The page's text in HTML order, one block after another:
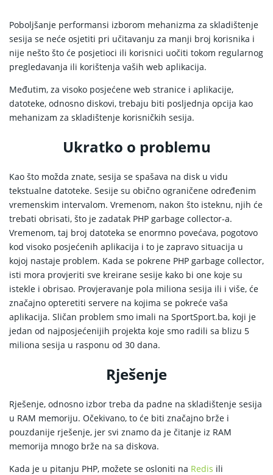
Poboljšanje performansi izborom mehanizma za skladištenje
sesija se neće osjetiti pri učitavanju za manji broj korisnika i
nije nešto što će posjetioci ili korisnici uočiti tokom regularnog
pregledavanja ili korištenja vaših web aplikacija.
Međutim, za visoko posjećene web stranice i aplikacije,
datoteke, odnosno diskovi, trebaju biti posljednja opcija kao
mehanizam za skladištenje korisničkih sesija.
Ukratko o problemu
Kao što možda znate, sesija se spašava na disk u vidu
tekstualne datoteke. Sesije su obično ograničene određenim
vremenskim intervalom. Vremenom, nakon što isteknu, njih će
trebati obrisati, što je zadatak PHP garbage collector-a.
Vremenom, taj broj datoteka se enormno povećava, pogotovo
kod visoko posjećenih aplikacija i to je zapravo situacija u
kojoj nastaje problem. Kada se pokrene PHP garbage collector,
isti mora provjeriti sve kreirane sesije kako bi one koje su
istekle i obrisao. Provjeravanje pola miliona sesija ili i više, će
značajno opteretiti servere na kojima se pokreće vaša
aplikacija. Sličan problem smo imali na SportSport.ba, koji je
jedan od najposjećenijih projekta koje smo radili sa blizu 5
miliona sesija u rasponu od 30 dana.
Rješenje
Rješenje, odnosno izbor treba da padne na skladištenje sesija
u RAM memoriju. Očekivano, to će biti značajno brže i
pouzdanije rješenje, jer svi znamo da je čitanje iz RAM
memorija mnogo brže na sa diskova.
Kada je u pitanju PHP, možete se osloniti na Redis ili